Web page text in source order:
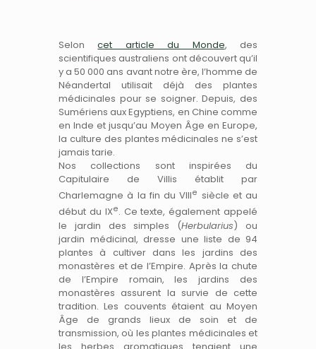
Seloncet article du Monde, des
scientifiques australiens ont découvert qu’il
y a 50 000 ans avant notre ère, l’homme de
Néandertal utilisait déjà des plantes
médicinales pour se soigner. Depuis, des
Sumériens aux Egyptiens, en Chine comme
en Inde et jusqu’au Moyen Âge en Europe,
la culture des plantes médicinales ne s’est
jamais tarie.
Nos collections sont inspirées du
Capitulaire de Villis établit par
Charlemagne à la fin du VIIIe siècle et au
début du IXe. Ce texte, également appelé
le jardin des simples (Herbularius) ou
jardin médicinal, dresse une liste de 94
plantes à cultiver dans les jardins des
monastères et de l’Empire. Après la chute
de l’Empire romain, les jardins des
monastères assurent la survie de cette
tradition. Les couvents étaient au Moyen
Âge de grands lieux de soin et de
transmission, où les plantes médicinales et
les herbes aromatiques tenaient une